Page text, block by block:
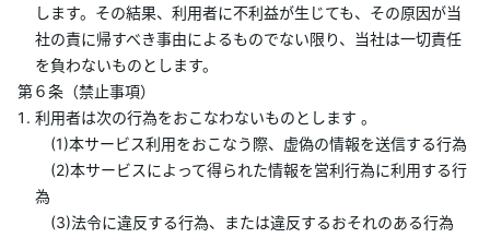
します。その結果、利用者に不利益が生じても、その原因が当
社の責に帰すべき事由によるものでない限り、当社は一切責任
を負わないものとします。
第６条（禁止事項）
利用者は次の行為をおこなわないものとします 。
(1)本サービス利用をおこなう際、虚偽の情報を送信する行為
(2)本サービスによって得られた情報を営利行為に利用する行
為
(3)法令に違反する行為、または違反するおそれのある行為